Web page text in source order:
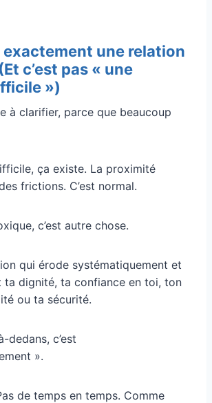
exactement une relation
c’est pas « une
»)
à clarifier, parce que beaucoup
ça existe. La proximité
frictions. C’est normal.
c’est autre chose.
qui érode systématiquement et
ta dignité, ta confiance en toi, ton
ou ta sécurité.
dedans, c’est
».
de temps en temps. Comme